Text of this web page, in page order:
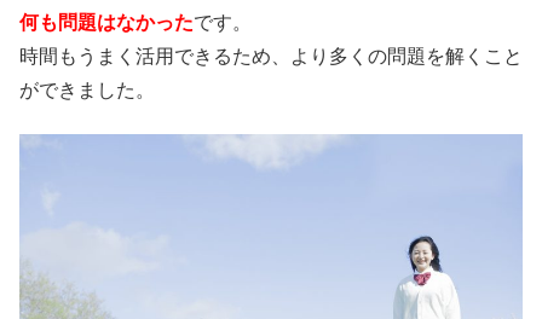
何も問題はなかったです。
時間もうまく活用できるため、より多くの問題を解くこと
ができました。